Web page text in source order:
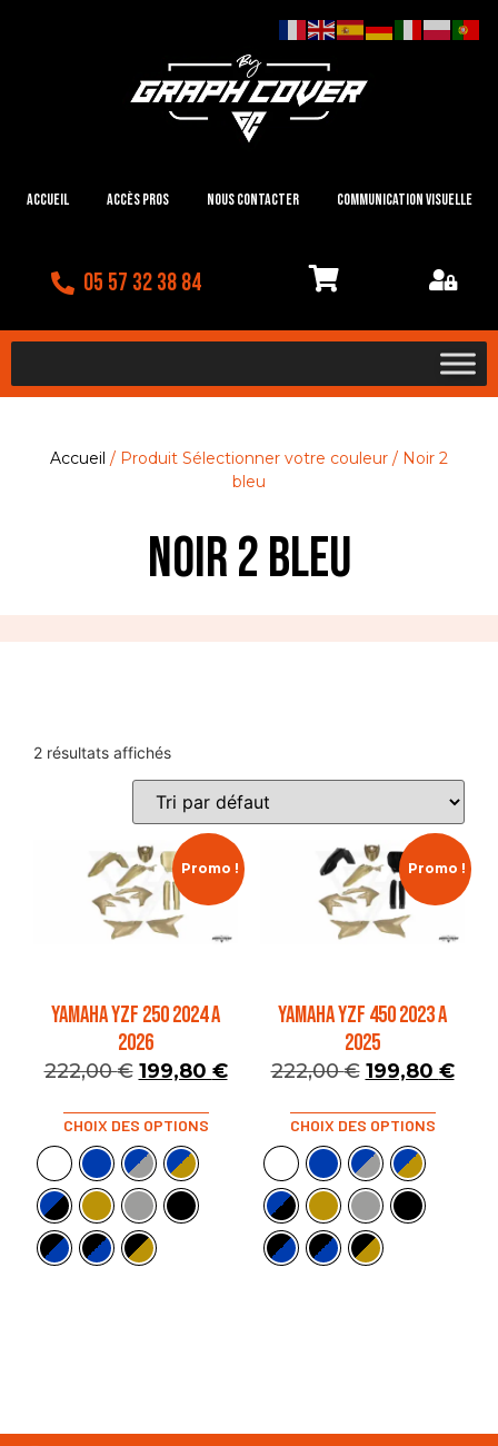
Accueil Accès Pros Nous contacter Communication visuelle
05 57 32 38 84
Accueil / Produit Sélectionner votre couleur / Noir 2
bleu
Noir 2 bleu
2 résultats affichés
Promo !
YAMAHA YZF 250 2024 A
2026
222,00€ 199,80 €
CHOIX DES OPTIONS
Promo !
YAMAHA YZF 450 2023 A
2025
222,00€ 199,80 €
CHOIX DES OPTIONS